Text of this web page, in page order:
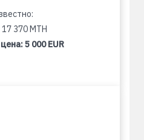
370 MTH
5 000 EUR